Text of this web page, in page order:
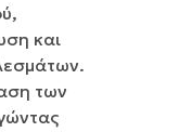
και
των